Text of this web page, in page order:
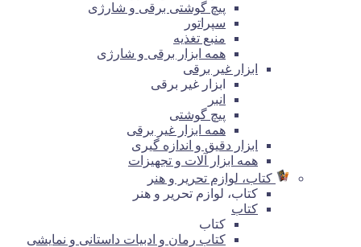
پیچ گوشتی برقی و شارژی
سپراتور
منبع تغذیه
همه ابزار برقی و شارژی
ابزار غیر برقی
ابزار غیر برقی
انبر
پیچ گوشتی
همه ابزار غیر برقی
ابزار دقیق و اندازه گیری
همه ابزار آلات و تجهیزات
کتاب، لوازم تحریر و هنر
کتاب، لوازم تحریر و هنر
کتاب
کتاب
کتاب رمان و ادبیات داستانی و نمایشی